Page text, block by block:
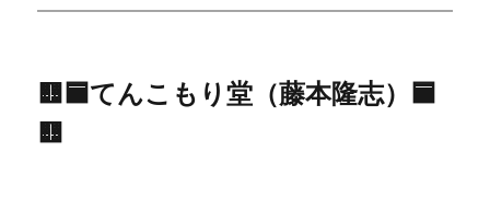
🟨🟦てんこもり堂（藤本隆志）🟦
🟨